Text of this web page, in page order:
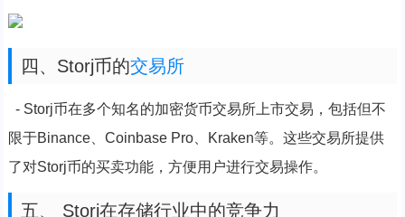
四、Storj币的交易所
- Storj币在多个知名的加密货币交易所上市交易，包括但不
限于Binance、Coinbase Pro、Kraken等。这些交易所提供
了对Storj币的买卖功能，方便用户进行交易操作。
五、 Storj在存储行业中的竞争力